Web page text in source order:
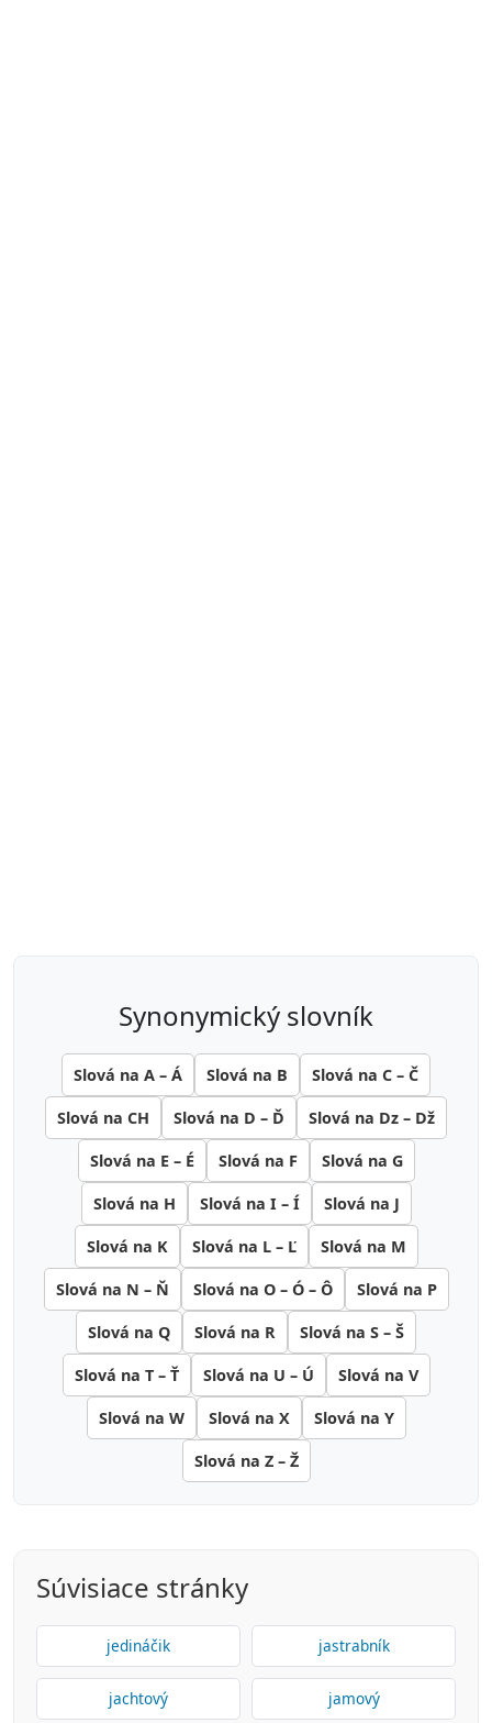
synonymický slovník
Slová na A – Á Slová na B Slová na C – Č
Slová na CH Slová na D – Ď Slová na Dz – Dž
Slová na E – É Slová na F Slová na G
Slová na H Slová na I – Í Slová na J
Slová na K Slová na L – Ľ Slová na M
Slová na N – Ň Slová na O – Ó – Ô Slová na P
Slová na Q Slová na R Slová na S – Š
Slová na T – Ť Slová na U – Ú Slová na V
Slová na W Slová na X Slová na Y
Slová na Z – Ž
Súvisiace stránky
jedináčik jastrabník
jachtový jamový